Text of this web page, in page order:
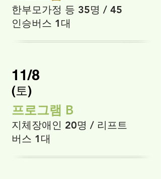
한부모가정 등 35명 / 45
인승버스 1대
11/8
​(토)
프로그램 B
지체장애인 20명 / 리프트
버스 1대